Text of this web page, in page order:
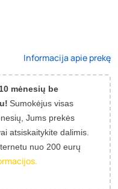
Informacija apie prekę
mėnesių be
Sumokėjus visas
Jums prekės
atsiskaitykite dalimis.
nuo 200 eurų